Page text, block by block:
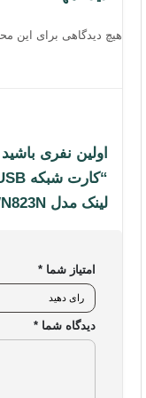
هیچ دیدگاهی برای این
اولین نفری
لینک مدل TL-WN823N”
امتیاز شما *
دیدگاه شما *